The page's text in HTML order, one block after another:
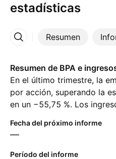
estadísticas
Resumen
Más
Resumen de BPA e
En el último trimestre, la
por acción, superando la
en un −55,75 %. Los
‪1,38 B‬ EUR. Para el
EUR en ingresos.
Fecha del próximo informe
—
Período del informe